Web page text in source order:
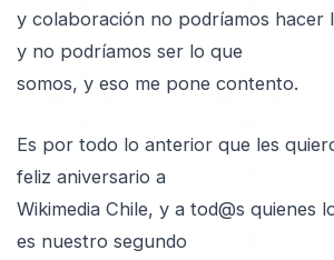
y colaboración no podríamos hacer
y no podríamos ser lo que
somos, y eso me pone contento.
Es por todo lo anterior que les
feliz aniversario a
Wikimedia Chile, y a tod@s quienes
es nuestro segundo